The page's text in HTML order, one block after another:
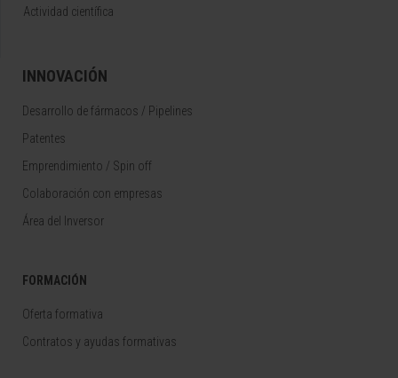
Actividad científica
INNOVACIÓN
Desarrollo de fármacos / Pipelines
Patentes
Emprendimiento / Spin off
Colaboración con empresas
Área del Inversor
FORMACIÓN
Oferta formativa
Contratos y ayudas formativas